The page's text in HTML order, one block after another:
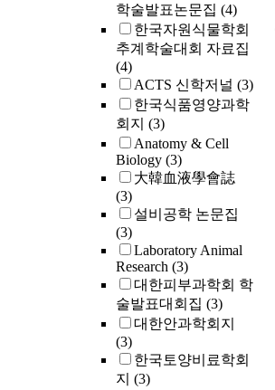
학술발표논문집 (4)
한국자원식물학회
추계학술대회 자료집
(4)
ACTS 신학저널 (3)
한국식품영양과학
회지 (3)
Anatomy & Cell
Biology (3)
大韓血液學會誌
(3)
설비공학 논문집
(3)
Laboratory Animal
Research (3)
대한피부과학회 학
술발표대회집 (3)
대한안과학회지
(3)
한국토양비료학회
지 (3)